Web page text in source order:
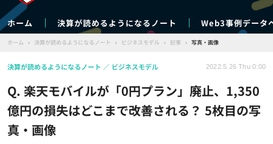
ホーム 決算が読めるようになるノート Web3事例データ
ホーム › 決算が読めるようになるノート › ビジネスモデル › 記事 › 写真・画像
Q. 楽天モバイルが「0円プラン」廃止、1,350
億円の損失はどこまで改善される？ 5枚目の写
真・画像
決算が読めるようになるノート ビジネスモデル 2022.5.26 Thu 0:00